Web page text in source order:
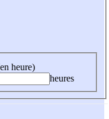
heure)
heures